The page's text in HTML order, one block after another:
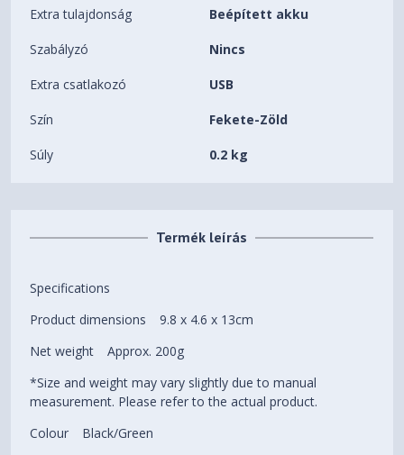
Extra tulajdonság Beépített akku
Szabályzó Nincs
Extra csatlakozó USB
Szín Fekete-Zöld
Súly 0.2 kg
Termék leírás
Specifications
Product dimensions
9.8 x 4.6 x 13cm
Net weight
Approx. 200g
*Size and weight may vary slightly due to manual
measurement. Please refer to the actual product.
Colour
Black/Green